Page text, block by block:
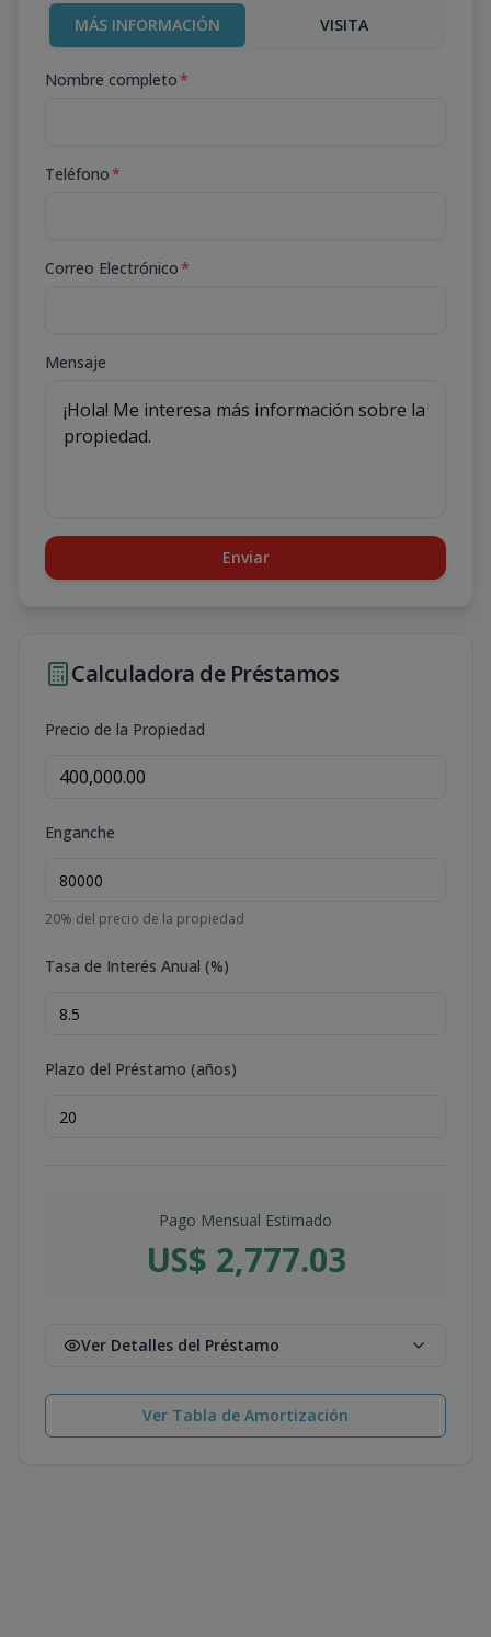
MÁS INFORMACIÓN VISITA
Nombre completo*
Teléfono*
Correo Electrónico*
Mensaje
Enviar
Calculadora de Préstamos
Precio de la Propiedad
Enganche
20% del precio de la propiedad
Tasa de Interés Anual (%)
Plazo del Préstamo (años)
Pago Mensual Estimado
US$ 2,777.03
Ver Detalles del Préstamo
Ver Tabla de Amortización